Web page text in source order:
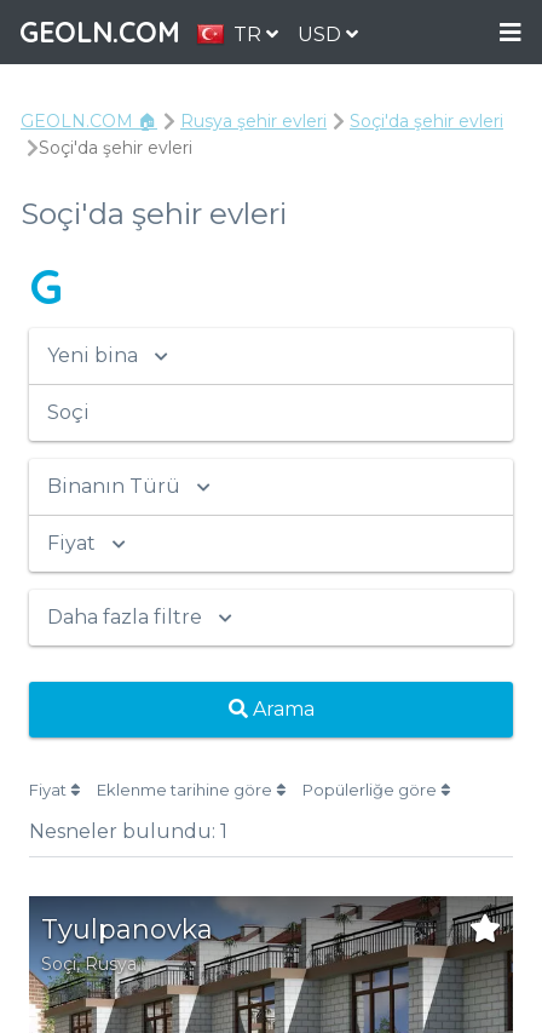
GEOLN.COM TR USD
GEOLN.COM 🏠 Rusya şehir evleri
Soçi'da şehir evleri
Soçi'da şehir evleri
Soçi'da şehir evleri
G
Yeni bina
Soçi
Binanın Türü
Fiyat
Daha fazla filtre
Arama
Fiyat Eklenme tarihine göre Popülerliğe göre
Nesneler bulundu: 1
Tyulpanovka
Soçi,Rusya